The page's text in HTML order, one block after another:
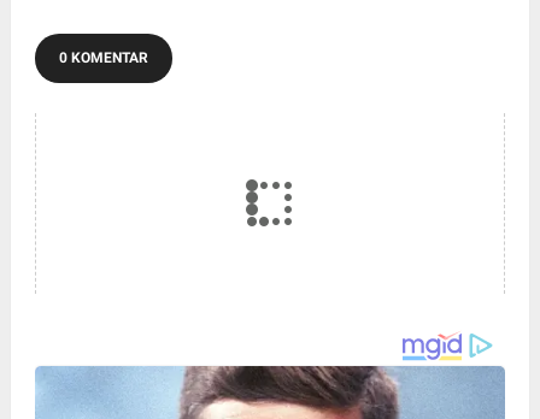
0 KOMENTAR